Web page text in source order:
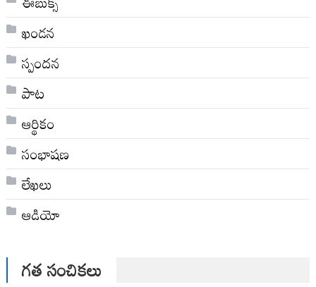
ఖండన
స్పందన
పాట
ఆర్థికం
సంభాషణ
లేఖలు
ఆడియో
గత సంచికలు